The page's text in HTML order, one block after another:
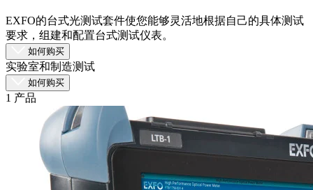
解
决
方
案
支
EXFO的台式光测试套件使您能够灵活地根据自己的具体测试
要求，组建和配置台式测试仪表。
如何购买
实验室和制造测试
如何购买
1 产品